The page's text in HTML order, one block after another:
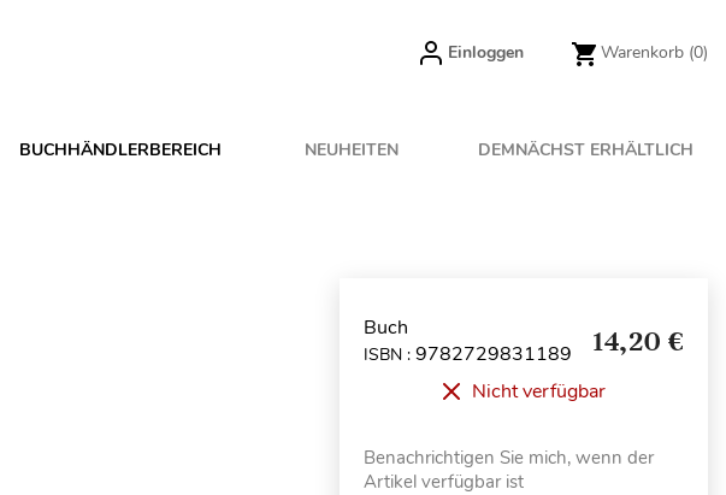
Einloggen Warenkorb (0)
BUCHHÄNDLERBEREICH NEUHEITEN DEMNÄCHST ERHÄLTLICH
Buch
ISBN : 9782729831189 14,20 €
Nicht verfügbar
Benachrichtigen Sie mich, wenn der
Artikel verfügbar ist